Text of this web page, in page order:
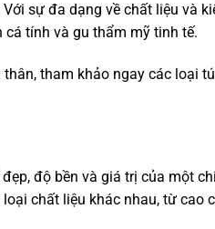
sự đa dạng về chất liệu và
cá tính và gu thẩm mỹ tinh tế.
tham khảo ngay các loại
độ bền và giá trị của một
chất liệu khác nhau, từ cao